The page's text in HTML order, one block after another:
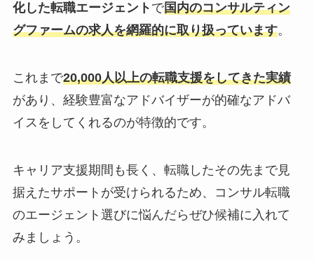
化した転職エージェント で国内のコンサルティン
グファームの求人を網羅的に取り扱っています。
これまで20,000人以上の転職支援をしてきた実績
があり、経験豊富なアドバイザーが的確なアドバ
イスをしてくれるのが特徴的です。
キャリア支援期間も長く、転職したその先まで見
据えたサポートが受けられるため、コンサル転職
のエージェント選びに悩んだらぜひ候補に入れて
みましょう。